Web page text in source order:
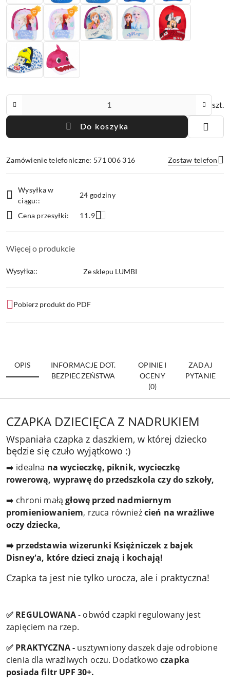
szt.
Do koszyka
Zamówienie telefoniczne: 571 006 316 Zostaw telefon
i
dostawa
Wysyłka w
ciągu::
24 godziny
Cena przesyłki: 11.9
Więcej o produkcie
Wysyłka:: Ze sklepu LUMBI
Pobierz produkt do PDF
OPIS
INFORMACJE DOT.
BEZPIECZEŃSTWA
OPINIE I
OCENY
(0)
ZADAJ
PYTANIE
CZAPKA DZIECIĘCA Z NADRUKIEM
Wspaniała czapka z daszkiem, w której dziecko
będzie się czuło wyjątkowo :)
➡️ idealna na wycieczkę, piknik, wycieczkę
rowerową, wyprawę do przedszkola czy do szkoły,
➡️ chroni małągłowę przed nadmiernym
promieniowaniem, rzuca równieżcień na wrażliwe
oczy dziecka,
➡️ przedstawia wizerunki Księżniczek z bajek
Disney'a, które dzieci znają i kochają!
Czapka ta jest nie tylko urocza, ale i praktyczna!
✅ REGULOWANA- obwód czapki regulowany jest
zapięciem na rzep.
✅ PRAKTYCZNA - usztywniony daszek daje odrobione
cienia dla wrażliwych oczu. Dodatkowo czapka
posiada filtr UPF 30+.